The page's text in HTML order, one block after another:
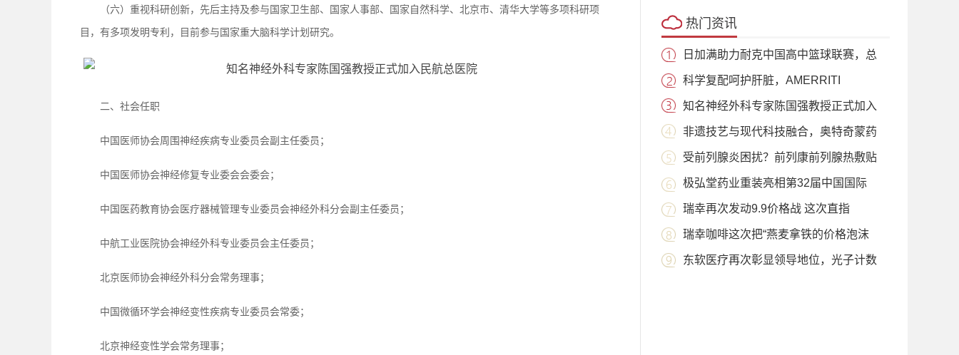
（六）重视科研创新，先后主持及参与国家卫生部、国家人事部、国家自然科学、北京市、清华大学等多项科研项
目，有多项发明专利，目前参与国家重大脑科学计划研究。
二、社会任职
中国医师协会周围神经疾病专业委员会副主任委员；
中国医师协会神经修复专业委会会委会；
中国医药教育协会医疗器械管理专业委员会神经外科分会副主任委员；
中航工业医院协会神经外科专业委员会主任委员；
北京医师协会神经外科分会常务理事；
中国微循环学会神经变性疾病专业委员会常委；
北京神经变性学会常务理事；
热门资讯
日加满助力耐克中国高中篮球联赛，总
科学复配呵护肝脏，AMERRITI
知名神经外科专家陈国强教授正式加入
非遗技艺与现代科技融合，奥特奇蒙药
受前列腺炎困扰？前列康前列腺热敷贴
极弘堂药业重装亮相第32届中国国际
瑞幸再次发动9.9价格战 这次直指
瑞幸咖啡这次把“燕麦拿铁的价格泡沫
东软医疗再次彰显领导地位，光子计数